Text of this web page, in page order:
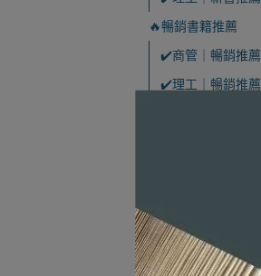
🔥暢銷書籍推薦
✔️商管｜暢銷推薦
✔️理工｜暢銷推薦
經濟學
行銷學,行銷管理